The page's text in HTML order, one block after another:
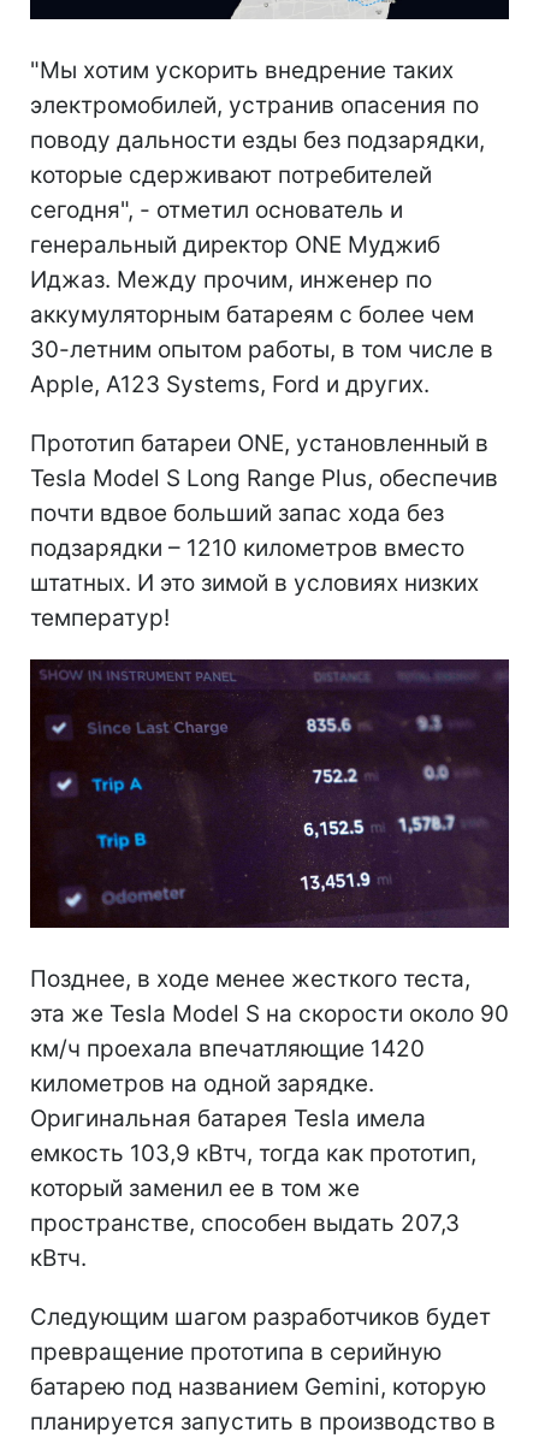
"Мы хотим ускорить внедрение таких
электромобилей, устранив опасения по
поводу дальности езды без подзарядки,
которые сдерживают потребителей
сегодня", - отметил основатель и
генеральный директор ONE Муджиб
Иджаз. Между прочим, инженер по
аккумуляторным батареям с более чем
30-летним опытом работы, в том числе в
Apple, A123 Systems, Ford и других.
Прототип батареи ONE, установленный в
Tesla Model S Long Range Plus, обеспечив
почти вдвое больший запас хода без
подзарядки – 1210 километров вместо
штатных. И это зимой в условиях низких
температур!
Позднее, в ходе менее жесткого теста,
эта же Tesla Model S на скорости около 90
км/ч проехала впечатляющие 1420
километров на одной зарядке.
Оригинальная батарея Tesla имела
емкость 103,9 кВтч, тогда как прототип,
который заменил ее в том же
пространстве, способен выдать 207,3
кВтч.
Следующим шагом разработчиков будет
превращение прототипа в серийную
батарею под названием Gemini, которую
планируется запустить в производство в